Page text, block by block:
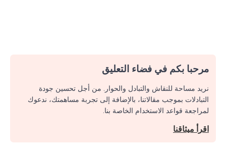
مرحبا بكم في فضاء التعليق
نريد مساحة للنقاش والتبادل والحوار. من أجل تحسين جودة
التبادلات بموجب مقالاتنا، بالإضافة إلى تجربة مساهمتك، ندعوك
لمراجعة قواعد الاستخدام الخاصة بنا.
اقرأ ميثاقنا